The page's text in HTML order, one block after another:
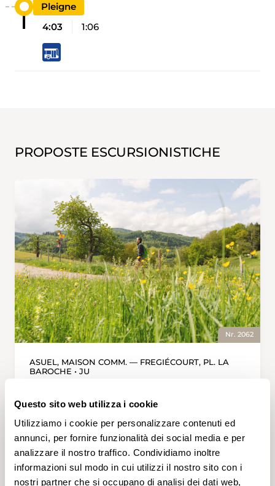
Questo sito web utilizza i cookie
Utilizziamo i cookie per personalizzare contenuti ed
annunci, per fornire funzionalità dei social media e per
analizzare il nostro traffico. Condividiamo inoltre
informazioni sul modo in cui utilizzi il nostro sito con i
nostri partner che si occupano di analisi dei dati web,
Pleigne
4:03
1:06
PROPOSTE ESCURSIONISTICHE
Nr. 2062
ASUEL, MAISON COMM. — FREGIÉCOURT, PL. LA
BAROCHE • JU
Pflaumenbäume
Der Damassine, ein Branntwein aus der
Damassine-Pflaume, ist aus dem kulinarischen
Erbe des Juras nicht wegzudenken. Der
traditionelle Ajoier Schnaps wird aus einer